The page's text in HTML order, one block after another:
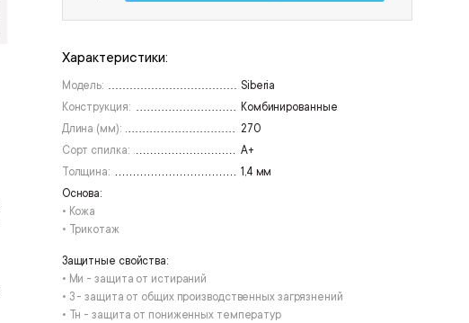
Характеристики:
Модель:
Siberia
Конструкция:
Комбинированные
Длина (мм):
270
Сорт спилка:
А+
Толщина:
1,4 мм
Основа:
• Кожа
• Трикотаж
Защитные свойства:
• Ми - защита от истираний
• З - защита от общих производственных загрязнений
• Тн - защита от пониженных температур